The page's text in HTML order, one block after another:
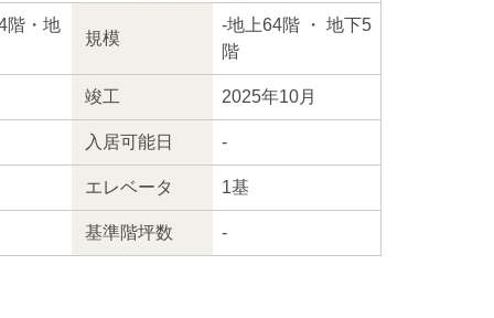
階・地
規模
-地上64階 ・ 地下5
階
竣工 2025年10月
入居可能日 -
エレベータ 1基
基準階坪数 -